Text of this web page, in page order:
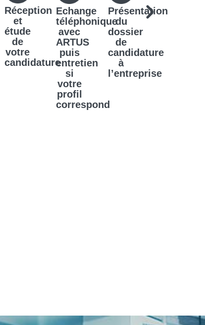
Réception
et
étude
de
votre
candidature
Echange
téléphonique
avec
ARTUS
puis
entretien
si
votre
profil
correspond
Présentation
du
dossier
de
candidature
à
l’entreprise